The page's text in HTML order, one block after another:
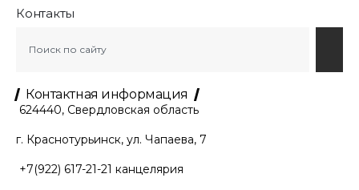
Контакты
Контактная информация
624440, Свердловская область
г. Краснотурьинск, ул. Чапаева, 7
+7(922) 617-21-21 канцелярия